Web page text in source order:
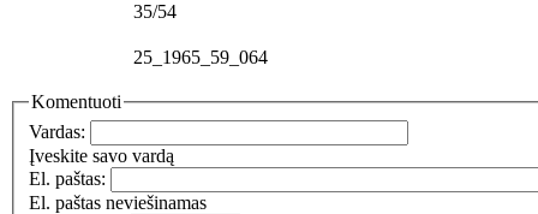
35/54
25_1965_59_064
Komentuoti
Vardas:
Įveskite savo vardą
El. paštas:
El. paštas neviešinamas